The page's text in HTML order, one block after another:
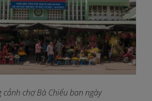
cảnh chợ Bà Chiểu ban ngày